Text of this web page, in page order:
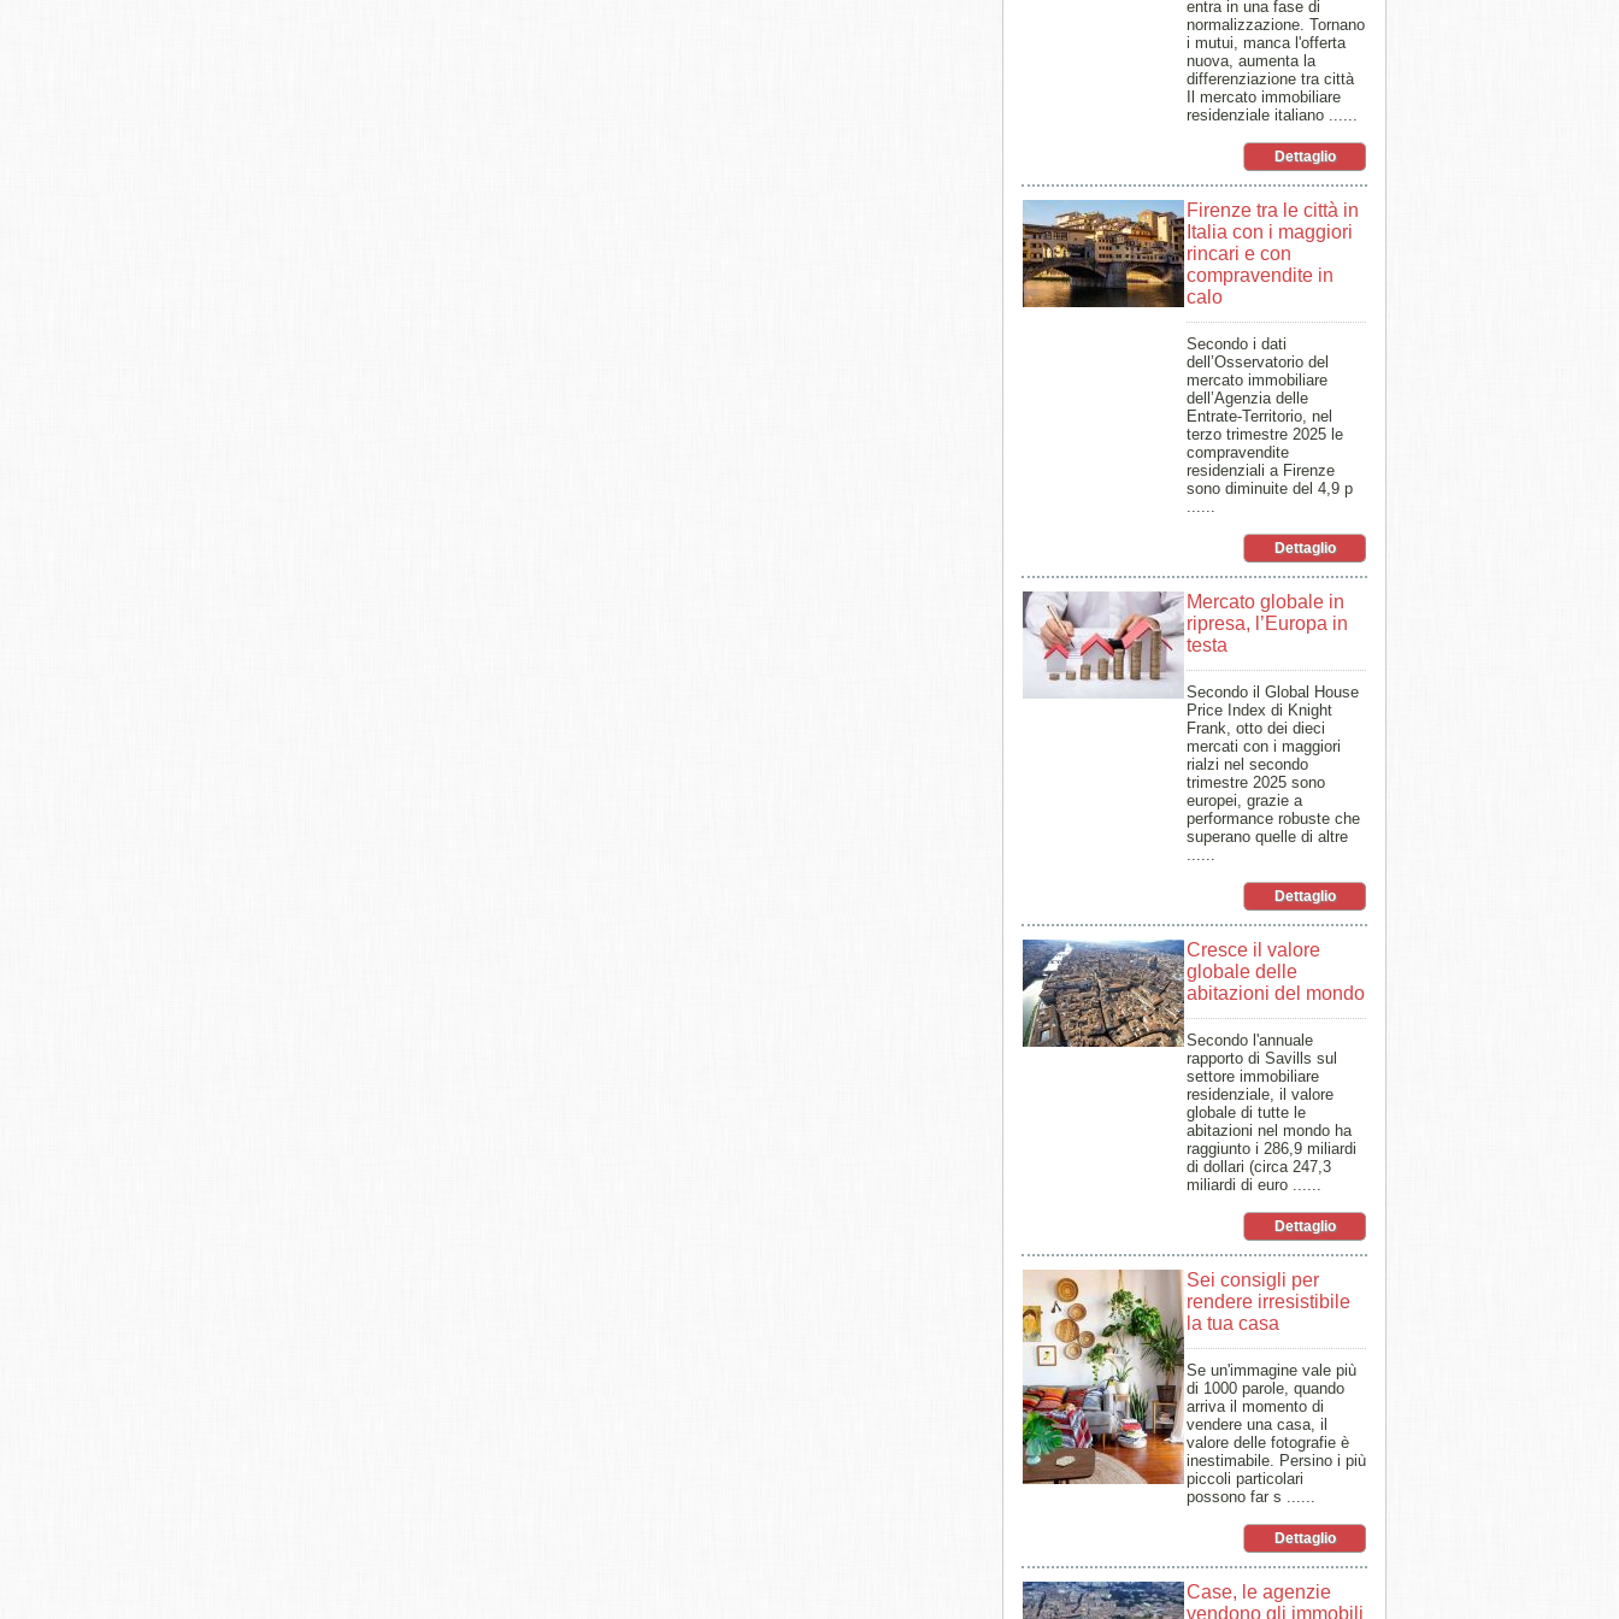
entra in una fase di
normalizzazione. Tornano
i mutui, manca l'offerta
nuova, aumenta la
differenziazione tra città
Il mercato immobiliare
residenziale italiano ......
Dettaglio
Firenze tra le città in
Italia con i maggiori
rincari e con
compravendite in
calo
Secondo i dati
dell’Osservatorio del
mercato immobiliare
dell’Agenzia delle
Entrate-Territorio, nel
terzo trimestre 2025 le
compravendite
residenziali a Firenze
sono diminuite del 4,9 p
......
Dettaglio
Mercato globale in
ripresa, l’Europa in
testa
Secondo il Global House
Price Index di Knight
Frank, otto dei dieci
mercati con i maggiori
rialzi nel secondo
trimestre 2025 sono
europei, grazie a
performance robuste che
superano quelle di altre
......
Dettaglio
Cresce il valore
globale delle
abitazioni del mondo
Secondo l'annuale
rapporto di Savills sul
settore immobiliare
residenziale, il valore
globale di tutte le
abitazioni nel mondo ha
raggiunto i 286,9 miliardi
di dollari (circa 247,3
miliardi di euro ......
Dettaglio
Sei consigli per
rendere irresistibile
la tua casa
Se un'immagine vale più
di 1000 parole, quando
arriva il momento di
vendere una casa, il
valore delle fotografie è
inestimabile. Persino i più
piccoli particolari
possono far s ......
Dettaglio
Case, le agenzie
vendono gli immobili